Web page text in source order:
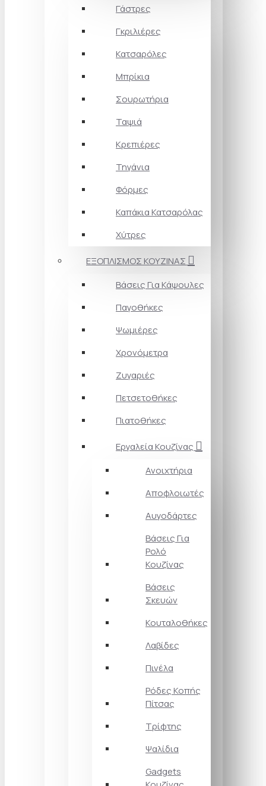
Γάστρες
Γκριλιέρες
Κατσαρόλες
Μπρίκια
Σουρωτήρια
Ταψιά
Κρεπιέρες
Τηγάνια
Φόρμες
Καπάκια Κατσαρόλας
Χύτρες
ΕΞΟΠΛΙΣΜΟΣ ΚΟΥΖΙΝΑΣ
Βάσεις Για Κάψουλες
Παγοθήκες
Ψωμιέρες
Χρονόμετρα
Ζυγαριές
Πετσετοθήκες
Πιατοθήκες
Εργαλεία Κουζίνας
Ανοιχτήρια
Αποφλοιωτές
Αυγοδάρτες
Βάσεις Για
Ρολό
Κουζίνας
Βάσεις
Σκευών
Κουταλοθήκες
Λαβίδες
Πινέλα
Ρόδες Κοπής
Πίτσας
Τρίφτης
Ψαλίδια
Gadgets